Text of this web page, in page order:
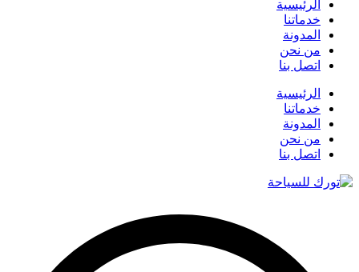
الرئيسية
خدماتنا
المدونة
من نحن
اتصل بنا
الرئيسية
خدماتنا
المدونة
من نحن
اتصل بنا